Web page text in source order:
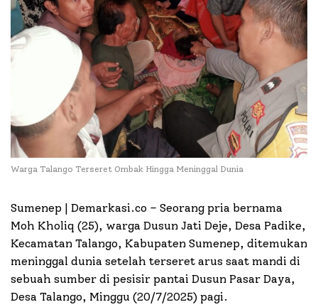
Warga Talango Terseret Ombak Hingga Meninggal Dunia
Sumenep | Demarkasi.co – Seorang pria bernama
Moh Kholiq (25), warga Dusun Jati Deje, Desa Padike,
Kecamatan Talango, Kabupaten Sumenep, ditemukan
meninggal dunia setelah terseret arus saat mandi di
sebuah sumber di pesisir pantai Dusun Pasar Daya,
Desa Talango, Minggu (20/7/2025) pagi.